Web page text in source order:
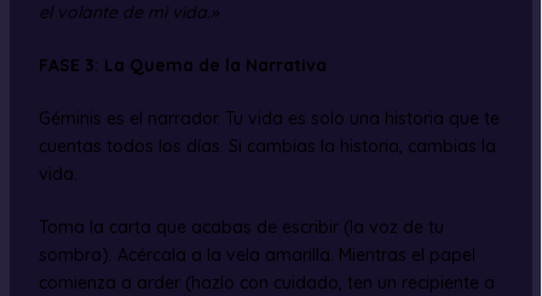
el volante de mi vida.»
FASE 3: La Quema de la Narrativa
Géminis es el narrador. Tu vida es solo una historia que te
cuentas todos los días. Si cambias la historia, cambias la
vida.
Toma la carta que acabas de escribir (la voz de tu
sombra). Acércala a la vela amarilla. Mientras el papel
comienza a arder (hazlo con cuidado, ten un recipiente a